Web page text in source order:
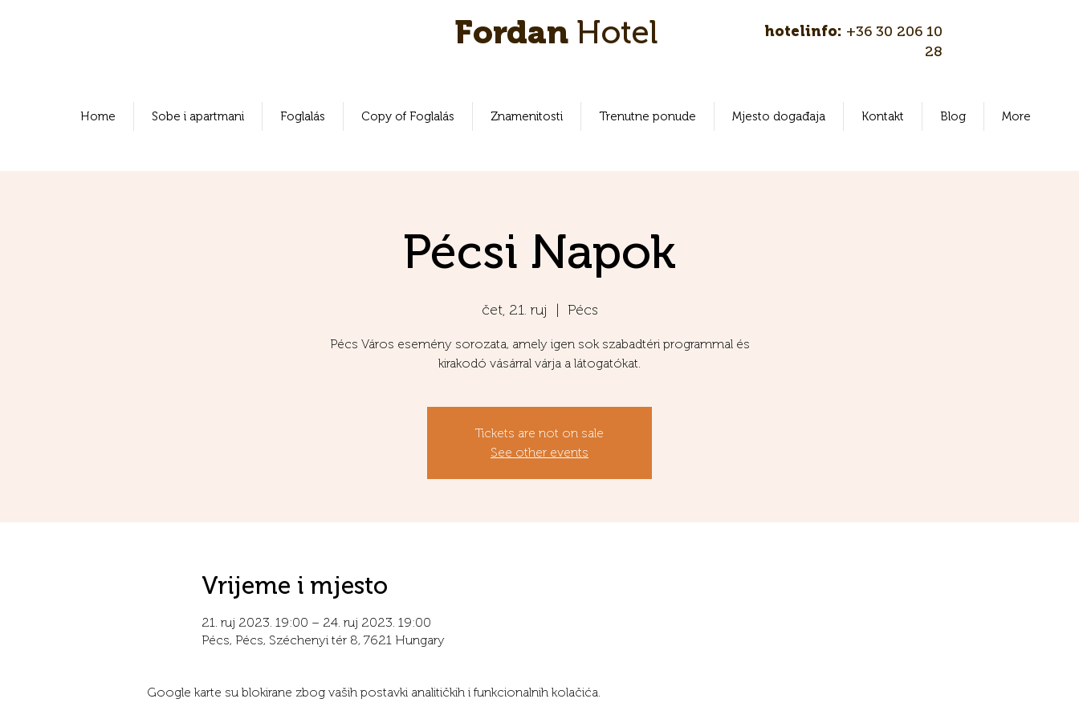
Fordan Hotel hotelinfo: +36 30 206 10
28
Home Sobe i apartmani Foglalás Copy of Foglalás Znamenitosti Trenutne ponude Mjesto događaja Kontakt Blog More
Pécsi Napok
čet, 21. ruj
  |
Pécs
Pécs Város esemény sorozata, amely igen sok szabadtéri programmal és
kirakodó vásárral várja a látogatókat.
Tickets are not on sale
See other events
Vrijeme i mjesto
21. ruj 2023. 19:00 – 24. ruj 2023. 19:00
Pécs, Pécs, Széchenyi tér 8, 7621 Hungary
Google karte su blokirane zbog vaših postavki analitičkih i funkcionalnih kolačića.